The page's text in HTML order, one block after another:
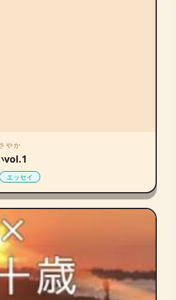
やか
vol.1
エッセイ